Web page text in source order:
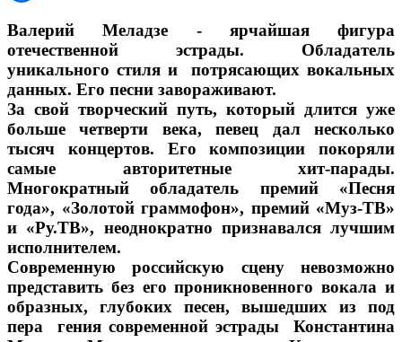
Валерий Меладзе - ярчайшая фигура
отечественной эстрады. Обладатель
уникального стиля и потрясающих вокальных
данных. Его песни завораживают.
За свой творческий путь, который длится уже
больше четверти века, певец дал несколько
тысяч концертов. Его композиции покоряли
самые авторитетные хит-парады.
Многократный обладатель премий «Песня
года», «Золотой граммофон», премий «Муз-ТВ»
и «Ру.ТВ», неоднократно признавался лучшим
исполнителем.
Современную российскую сцену невозможно
представить без его проникновенного вокала и
образных, глубоких песен, вышедших из под
пера гения современной эстрады Константина